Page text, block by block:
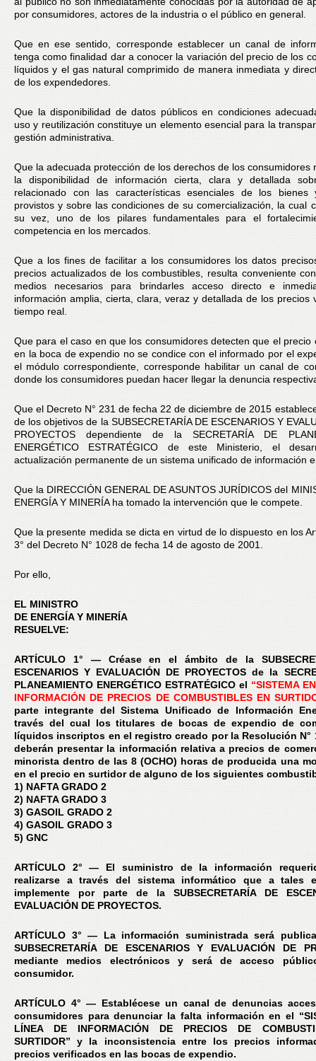
por consumidores, actores de la industria o el público en general.
Que en ese sentido, corresponde establecer un canal de
tenga como finalidad dar a conocer la variación del precio de los
líquidos y el gas natural comprimido de manera inmediata y
de los expendedores.
Que la disponibilidad de datos públicos en condiciones
uso y reutilización constituye un elemento esencial para la
gestión administrativa.
Que la adecuada protección de los derechos de los consumidores
la disponibilidad de información cierta, clara y detallada
relacionado con las características esenciales de los bienes
provistos y sobre las condiciones de su comercialización, la cual
su vez, uno de los pilares fundamentales para el
competencia en los mercados.
Que a los fines de facilitar a los consumidores los datos
precios actualizados de los combustibles, resulta conveniente
medios necesarios para brindarles acceso directo e
información amplia, cierta, clara, veraz y detallada de los precios
tiempo real.
Que para el caso en que los consumidores detecten que el precio
en la boca de expendio no se condice con el informado por el
el módulo correspondiente, corresponde habilitar un canal de
donde los consumidores puedan hacer llegar la denuncia
Que el Decreto N° 231 de fecha 22 de diciembre de 2015
de los objetivos de la SUBSECRETARÍA DE ESCENARIOS Y
PROYECTOS dependiente de la SECRETARÍA DE
ENERGÉTICO ESTRATÉGICO de este Ministerio, el
actualización permanente de un sistema unificado de información
Que la DIRECCIÓN GENERAL DE ASUNTOS JURÍDICOS del
ENERGÍA Y MINERÍA ha tomado la intervención que le compete.
Que la presente medida se dicta en virtud de lo dispuesto en los
3° del Decreto N° 1028 de fecha 14 de agosto de 2001.
Por ello,
EL MINISTRO
DE ENERGÍA Y MINERÍA
RESUELVE:
ARTÍCULO 1° — Créase en el ámbito de la
ESCENARIOS Y EVALUACIÓN DE PROYECTOS de la
PLANEAMIENTO ENERGÉTICO ESTRATÉGICO el “SISTEMA
INFORMACIÓN DE PRECIOS DE COMBUSTIBLES EN
parte integrante del Sistema Unificado de Información
través del cual los titulares de bocas de expendio de
líquidos inscriptos en el registro creado por la Resolución N°
deberán presentar la información relativa a precios de
minorista dentro de las 8 (OCHO) horas de producida una
en el precio en surtidor de alguno de los siguientes
1) NAFTA GRADO 2
2) NAFTA GRADO 3
3) GASOIL GRADO 2
4) GASOIL GRADO 3
5) GNC
ARTÍCULO 2° — El suministro de la información
realizarse a través del sistema informático que a tales
implemente por parte de la SUBSECRETARÍA DE
EVALUACIÓN DE PROYECTOS.
ARTÍCULO 3° — La información suministrada será
SUBSECRETARÍA DE ESCENARIOS Y EVALUACIÓN DE
mediante medios electrónicos y será de acceso
consumidor.
ARTÍCULO 4° — Establécese un canal de denuncias
consumidores para denunciar la falta información en el
LÍNEA DE INFORMACIÓN DE PRECIOS DE
SURTIDOR” y la inconsistencia entre los precios
precios verificados en las bocas de expendio.